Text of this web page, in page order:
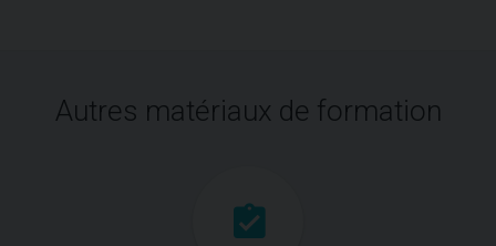
Autres matériaux de formation